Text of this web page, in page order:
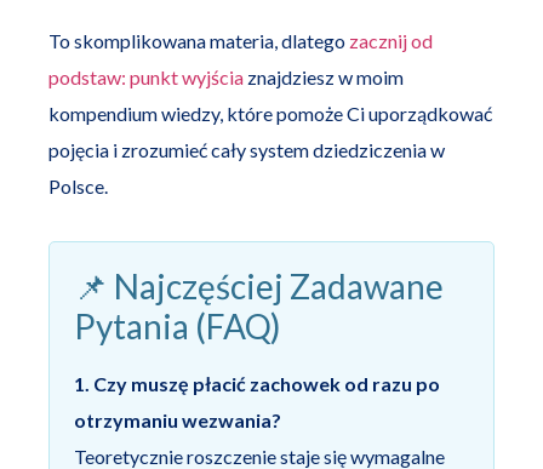
To skomplikowana materia, dlatego zacznij od
podstaw: punkt wyjścia znajdziesz w moim
kompendium wiedzy, które pomoże Ci uporządkować
pojęcia i zrozumieć cały system dziedziczenia w
Polsce.
📌 Najczęściej Zadawane
Pytania (FAQ)
1. Czy muszę płacić zachowek od razu po
otrzymaniu wezwania?
Teoretycznie roszczenie staje się wymagalne